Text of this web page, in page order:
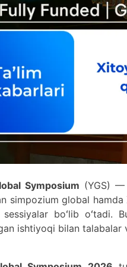
Symposium (YGS) —
simpozium global
boʻlib oʻtadi.
ishtiyoqi bilan talabalar